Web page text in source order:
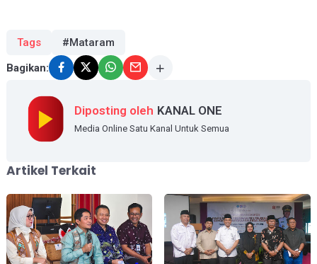
Tags #Mataram
Bagikan:
Diposting oleh KANAL ONE
Media Online Satu Kanal Untuk Semua
Artikel Terkait